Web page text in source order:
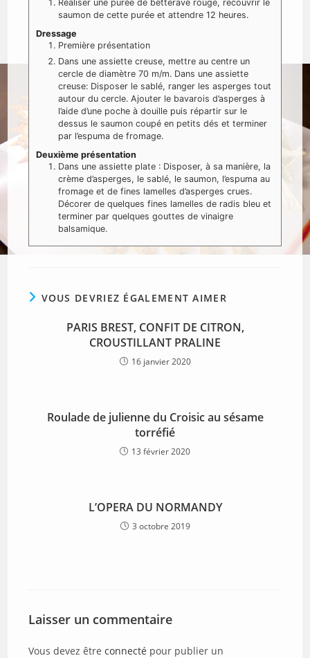
Réaliser une purée de betterave rouge, recouvrir le
saumon de cette purée et attendre 12 heures.
Dressage
Première présentation
Dans une assiette creuse, mettre au centre un
cercle de diamètre 70 m/m. Dans une assiette
creuse: Disposer le sablé, ranger les asperges tout
autour du cercle. Ajouter le bavarois d’asperges à
l’aide d’une poche à douille puis répartir sur le
dessus le saumon coupé en petits dés et terminer
par l’espuma de fromage.
Deuxième présentation
Dans une assiette plate : Disposer, à sa manière, la
crème d’asperges, le sablé, le saumon, l’espuma au
fromage et de fines lamelles d’asperges crues.
Décorer de quelques fines lamelles de radis bleu et
terminer par quelques gouttes de vinaigre
balsamique.
VOUS DEVRIEZ ÉGALEMENT AIMER
PARIS BREST, CONFIT DE CITRON,
CROUSTILLANT PRALINE
16 janvier 2020
Roulade de julienne du Croisic au sésame
torréfié
13 février 2020
L’OPERA DU NORMANDY
3 octobre 2019
Laisser un commentaire
Vous devez êtreconnecté pour publier un